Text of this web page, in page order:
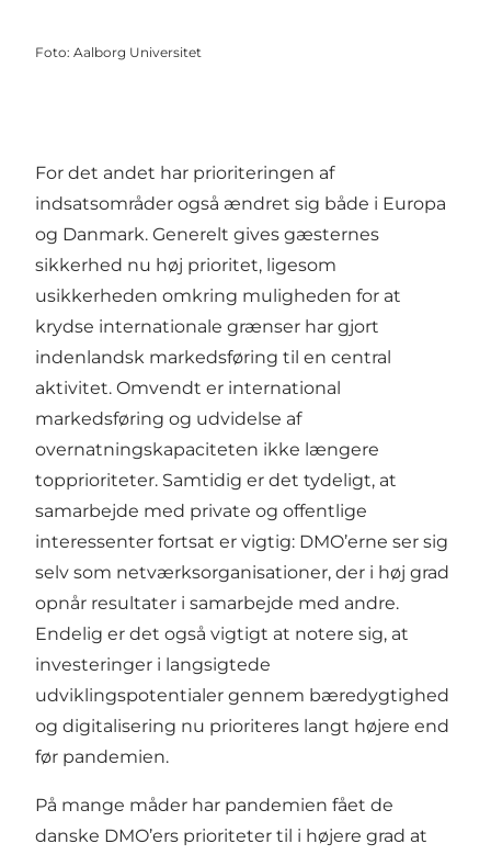
Foto: Aalborg Universitet
For det andet har prioriteringen af
indsatsområder også ændret sig både i Europa
og Danmark. Generelt gives gæsternes
sikkerhed nu høj prioritet, ligesom
usikkerheden omkring muligheden for at
krydse internationale grænser har gjort
indenlandsk markedsføring til en central
aktivitet. Omvendt er international
markedsføring og udvidelse af
overnatningskapaciteten ikke længere
topprioriteter. Samtidig er det tydeligt, at
samarbejde med private og offentlige
interessenter fortsat er vigtig: DMO’erne ser sig
selv som netværksorganisationer, der i høj grad
opnår resultater i samarbejde med andre.
Endelig er det også vigtigt at notere sig, at
investeringer i langsigtede
udviklingspotentialer gennem bæredygtighed
og digitalisering nu prioriteres langt højere end
før pandemien.
På mange måder har pandemien fået de
danske DMO’ers prioriteter til i højere grad at